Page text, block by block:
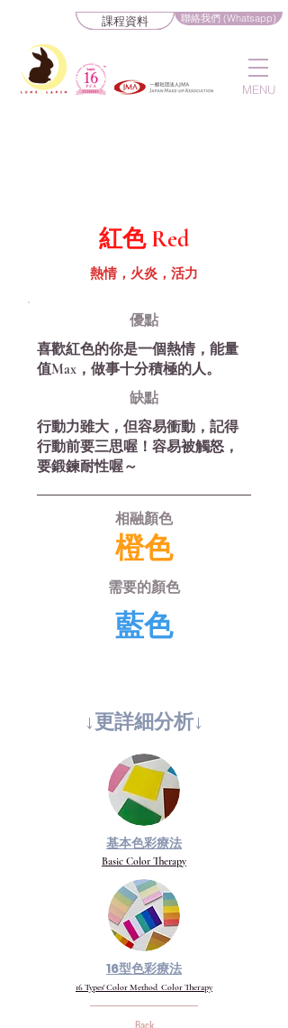
課程資料 聯絡我們 (Whatsapp)
MENU
紅色 ​Red
熱情，火炎，活力
優​點
喜歡紅色的你是一個熱情，能量
值Max，做事十分積極的人。
缺​點
行動力雖大，但容易衝動，記得
行動前要三思喔！容易被觸怒，
要鍛鍊耐性喔～
相融顏色
橙色
需要的顏色
藍色
↓更詳​細分析↓
基本色彩療法
Basic Color Therapy
16型色彩療法
16 Types' Color Method Color Therapy
Back